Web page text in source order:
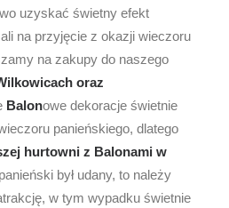
uzyskać świetny efekt
na przyjęcie z okazji wieczoru
na zakupy do naszego
oraz
Balonowe dekoracje świetnie
panieńskiego, dlatego
hurtowni z Balonami w
był udany, to należy
w tym wypadku świetnie